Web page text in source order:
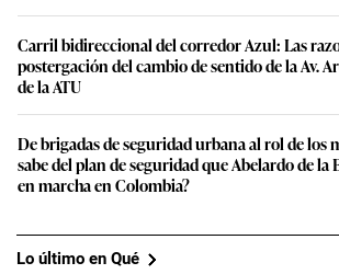
Carril bidireccional del corredor Azul: Las
postergación del cambio de sentido de la Av.
de la ATU
De brigadas de seguridad urbana al rol de los
sabe del plan de seguridad que Abelardo de la
en marcha en Colombia?
Lo último en Qué